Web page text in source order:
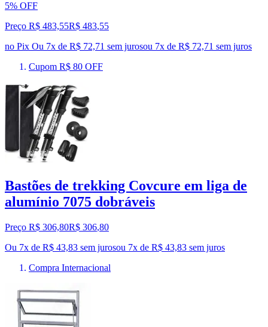
5% OFF
Preço R$ 483,55R$ 483,55
no Pix Ou 7x de R$ 72,71 sem jurosou 7x de R$ 72,71 sem juros
Cupom R$ 80 OFF
Bastões de trekking Covcure em liga de
alumínio 7075 dobráveis
Preço R$ 306,80R$ 306,80
Ou 7x de R$ 43,83 sem jurosou 7x de R$ 43,83 sem juros
Compra Internacional